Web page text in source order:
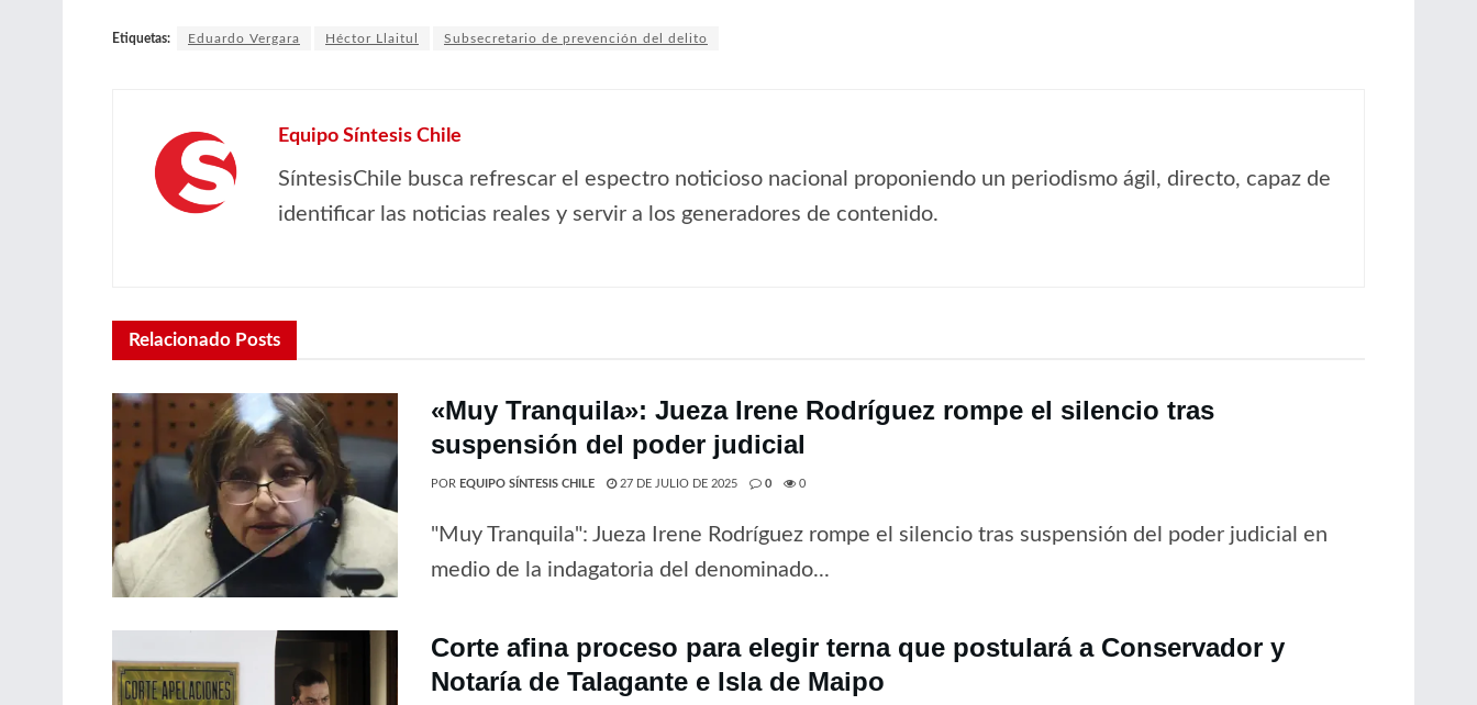
Etiquetas: Eduardo Vergara Héctor Llaitul Subsecretario de prevención del delito
Equipo Síntesis Chile
SíntesisChile busca refrescar el espectro noticioso nacional proponiendo un periodismo ágil, directo, capaz de
identificar las noticias reales y servir a los generadores de contenido.
Relacionado Posts
«Muy Tranquila»: Jueza Irene Rodríguez rompe el silencio tras
suspensión del poder judicial
POR EQUIPO SÍNTESIS CHILE 27 DE JULIO DE 2025 0 0
"Muy Tranquila": Jueza Irene Rodríguez rompe el silencio tras suspensión del poder judicial en
medio de la indagatoria del denominado...
Corte afina proceso para elegir terna que postulará a Conservador y
Notaría de Talagante e Isla de Maipo